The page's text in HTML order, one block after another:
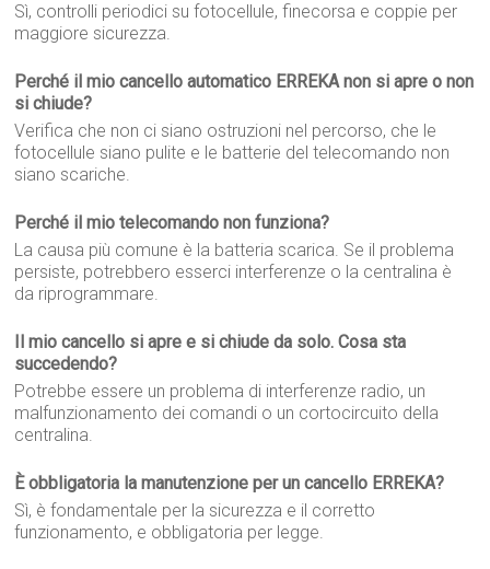
Sì, controlli periodici su fotocellule, finecorsa e coppie per
maggiore sicurezza.
Perché il mio cancello automatico ERREKA non si apre o non
si chiude?
Verifica che non ci siano ostruzioni nel percorso, che le
fotocellule siano pulite e le batterie del telecomando non
siano scariche.
Perché il mio telecomando non funziona?
La causa più comune è la batteria scarica. Se il problema
persiste, potrebbero esserci interferenze o la centralina è
da riprogrammare.
Il mio cancello si apre e si chiude da solo. Cosa sta
succedendo?
Potrebbe essere un problema di interferenze radio, un
malfunzionamento dei comandi o un cortocircuito della
centralina.
È obbligatoria la manutenzione per un cancello ERREKA?
Sì, è fondamentale per la sicurezza e il corretto
funzionamento, e obbligatoria per legge.